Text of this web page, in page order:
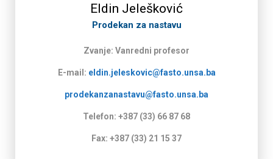
Eldin Jelešković
Prodekan za nastavu​
Zvanje: Vanredni profesor
E-mail: eldin.jeleskovic@fasto.unsa.ba
prodekanzanastavu@fasto.unsa.ba
Telefon: +387 (33) 66 87 68
Fax: +387 (33) 21 15 37